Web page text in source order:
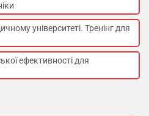
університеті. Тренінг для
ефективності для